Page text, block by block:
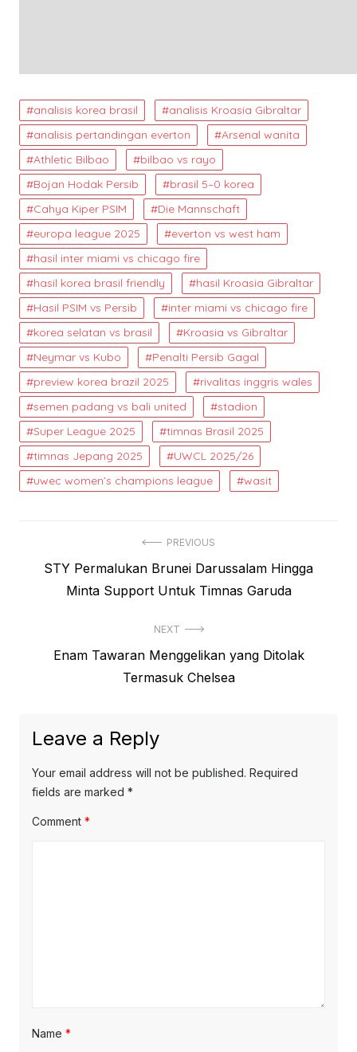
analisis korea brasil
analisis Kroasia Gibraltar
analisis pertandingan everton
Arsenal wanita
Athletic Bilbao
bilbao vs rayo
Bojan Hodak Persib
brasil 5–0 korea
Cahya Kiper PSIM
Die Mannschaft
europa league 2025
everton vs west ham
hasil inter miami vs chicago fire
hasil korea brasil friendly
hasil Kroasia Gibraltar
Hasil PSIM vs Persib
inter miami vs chicago fire
korea selatan vs brasil
Kroasia vs Gibraltar
Neymar vs Kubo
Penalti Persib Gagal
preview korea brazil 2025
rivalitas inggris wales
semen padang vs bali united
stadion
Super League 2025
timnas Brasil 2025
timnas Jepang 2025
UWCL 2025/26
uwec women’s champions league
wasit
navigation
PREVIOUS
Previous
STY Permalukan Brunei Darussalam Hingga
Minta Support Untuk Timnas Garuda
NEXT
Enam Tawaran Menggelikan yang Ditolak
Termasuk Chelsea
Leave a Reply
Your email address will not be published. Required
fields are marked *
Comment *
Name *